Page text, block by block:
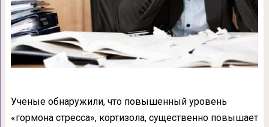
Ученые обнаружили, что повышенный уровень
«гормона стресса», кортизола, существенно повышает